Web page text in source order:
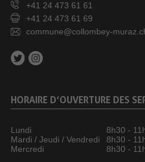
+41 24 473 61 61
+41 24 473 61 69
commune@collombey-
HORAIRE D’OUVERTURE DES
Lundi
8h30 -
Mardi / Jeudi / Vendredi
8h30 -
Mercredi
8h30 -